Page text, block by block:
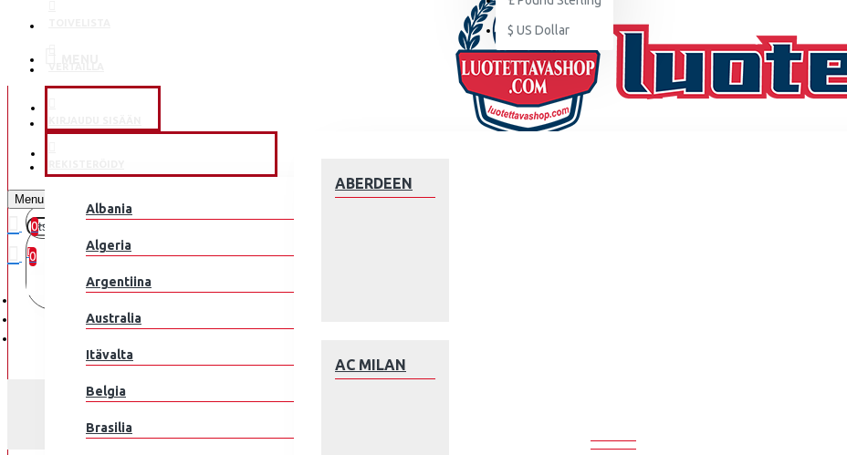
$ US Dollar
Ostoskorisi on tyhjä!
ABERDEEN
AC MILAN
Albania
Algeria
Argentiina
Australia
Itävalta
Belgia
Brasilia
Menu
0
0